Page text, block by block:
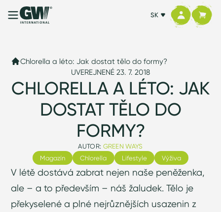
SK
Chlorella a léto: Jak dostat tělo do formy?
UVEREJNENÉ 23. 7. 2018
CHLORELLA A LÉTO: JAK
DOSTAT TĚLO DO
FORMY?
AUTOR: GREEN WAYS
Magazín
Chlorella Lifestyle Výživa
V létě dostává zabrat nejen naše peněženka,
ale – a to především – náš žaludek. Tělo je
překyselené a plné nejrůznějších usazenin z